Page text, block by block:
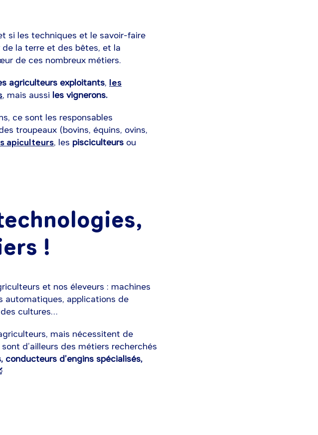
si les techniques et le savoir-faire
de la terre et des bêtes, et la
de ces nombreux métiers.
agriculteurs exploitants, les
, mais aussi les vignerons.
ce sont les responsables
troupeaux (bovins, équins, ovins,
apiculteurs, les pisciculteurs ou
!
et nos éleveurs : machines
automatiques, applications de
cultures…
mais nécessitent de
d’ailleurs des métiers recherchés
conducteurs d’engins spécialisés,